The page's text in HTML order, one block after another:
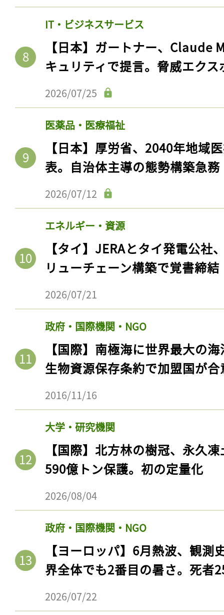
IT・ビジネスサービス
【日本】ガートナー、Claude
キュリティで提言。脅威エク
2026/07/25
医薬品・医療福祉
【日本】厚労省、2040年地域
表。自治体主導の態勢構築急務
2026/07/12
エネルギー・資源
【タイ】JERAとタイ発電公社
リューチェーン構築で覚書締結
2026/07/21
政府・国際機関・NGO
【国際】南極海に世界最大の
生物資源保存条約で加盟国が合
2016/11/16
大学・研究機関
【国際】北方林の樹冠、永久
590億トン保護。初の定量化
2026/08/04
政府・国際機関・NGO
【ヨーロッパ】6月熱波、観
界全体でも2番目の暑さ。死者
2026/07/22
ログイン
会員登録